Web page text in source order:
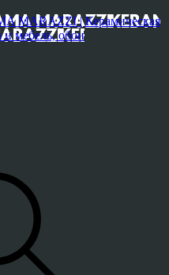
| Керамическая
и мебель, обои